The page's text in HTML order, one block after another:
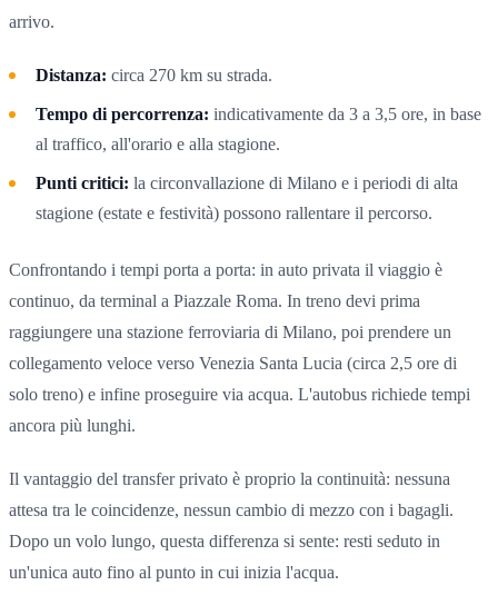
arrivo.
Distanza: circa 270 km su strada.
Tempo di percorrenza: indicativamente da 3 a 3,5 ore, in base
al traffico, all'orario e alla stagione.
Punti critici: la circonvallazione di Milano e i periodi di alta
stagione (estate e festività) possono rallentare il percorso.
Confrontando i tempi porta a porta: in auto privata il viaggio è
continuo, da terminal a Piazzale Roma. In treno devi prima
raggiungere una stazione ferroviaria di Milano, poi prendere un
collegamento veloce verso Venezia Santa Lucia (circa 2,5 ore di
solo treno) e infine proseguire via acqua. L'autobus richiede tempi
ancora più lunghi.
Il vantaggio del transfer privato è proprio la continuità: nessuna
attesa tra le coincidenze, nessun cambio di mezzo con i bagagli.
Dopo un volo lungo, questa differenza si sente: resti seduto in
un'unica auto fino al punto in cui inizia l'acqua.